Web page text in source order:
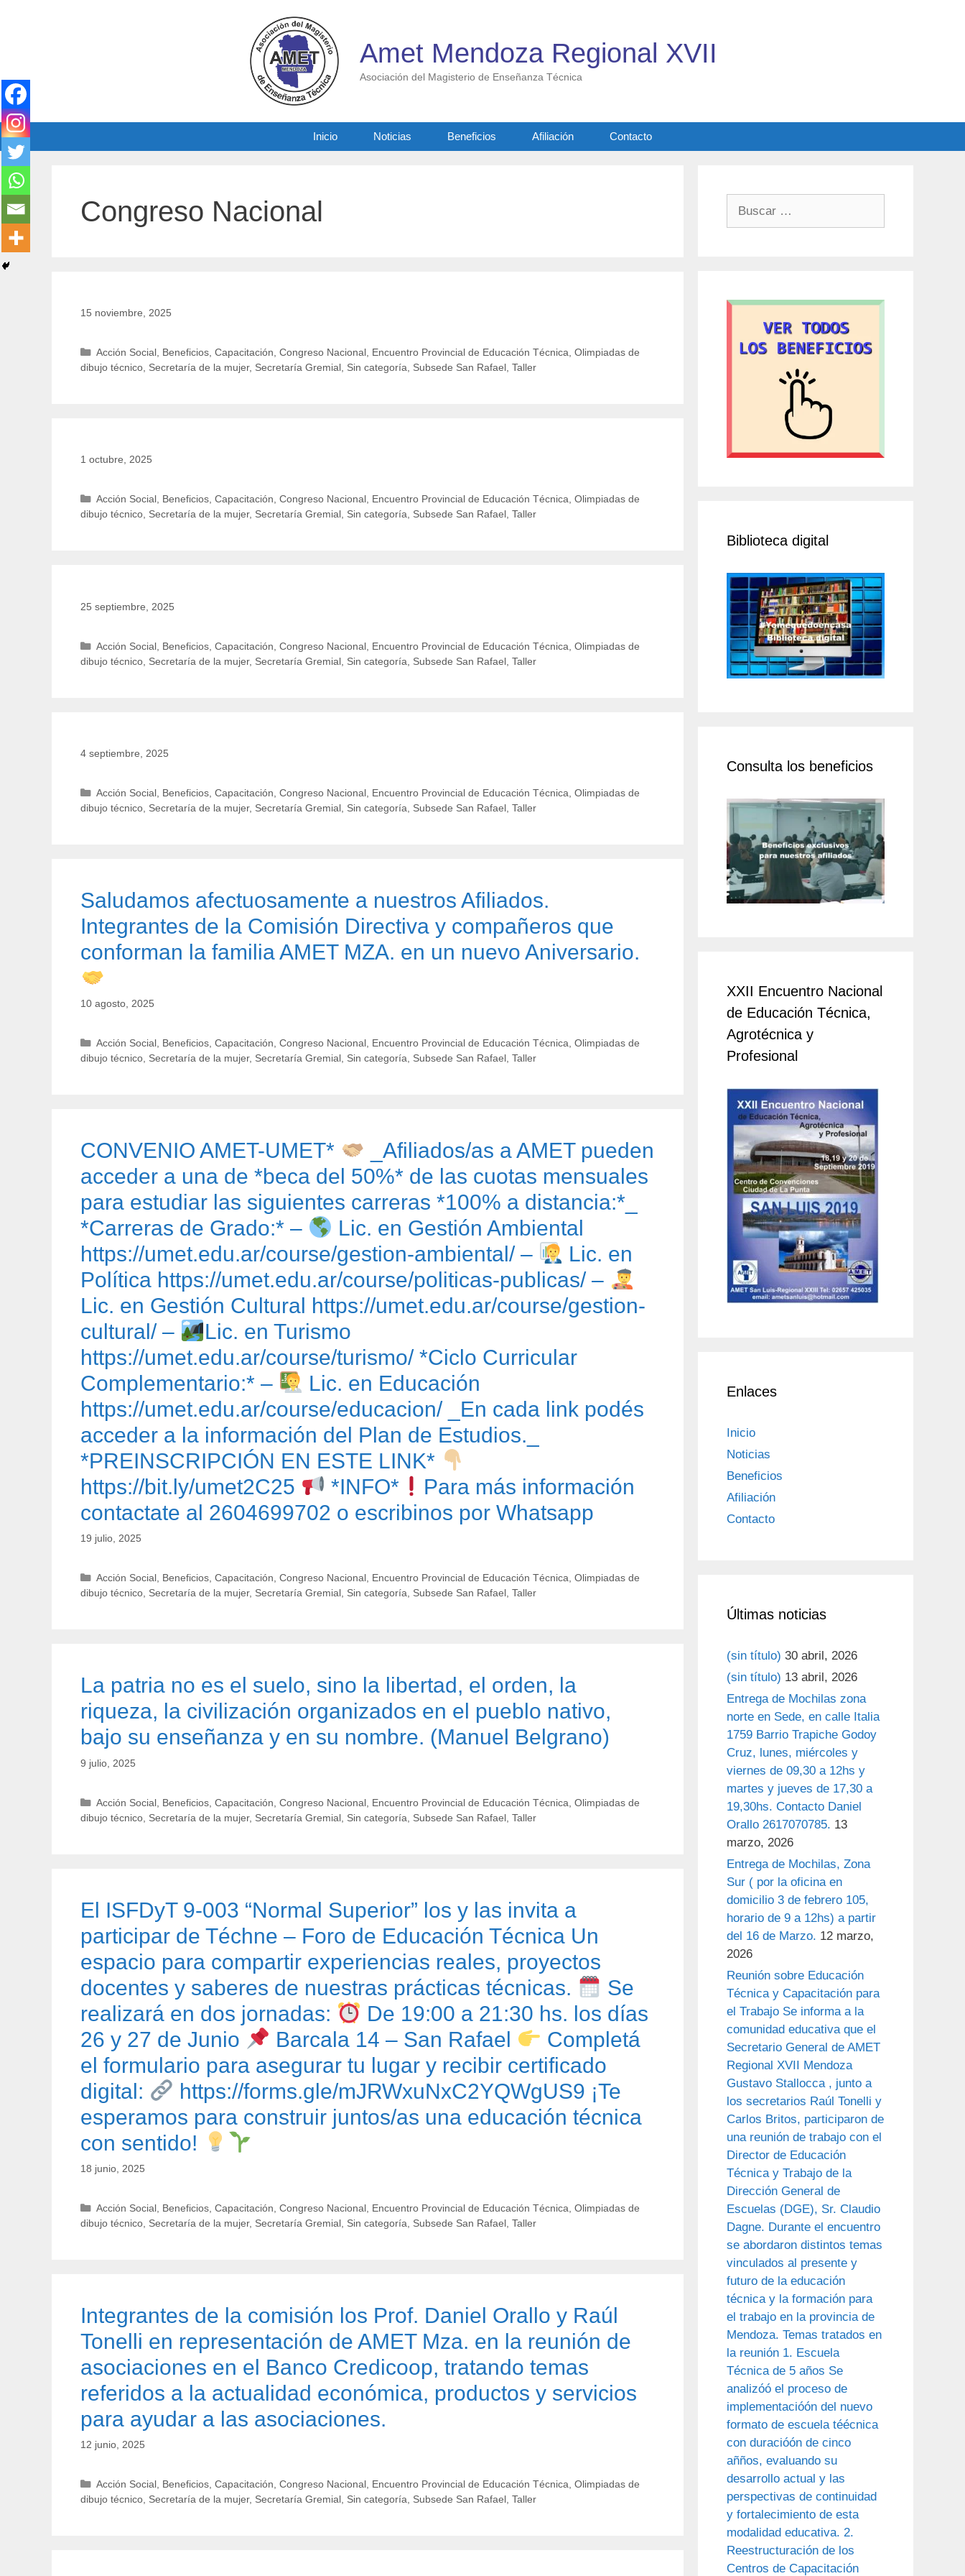
Amet Mendoza Regional XVII
Asociación del Magisterio de Enseñanza Técnica
Inicio Noticias Beneficios Afiliación Contacto
Congreso Nacional
15 noviembre, 2025
Categorías
Acción Social, Beneficios, Capacitación, Congreso Nacional, Encuentro Provincial de Educación Técnica, Olimpiadas de
dibujo técnico, Secretaría de la mujer, Secretaría Gremial, Sin categoría, Subsede San Rafael, Taller
1 octubre, 2025
Categorías
Acción Social, Beneficios, Capacitación, Congreso Nacional, Encuentro Provincial de Educación Técnica, Olimpiadas de
dibujo técnico, Secretaría de la mujer, Secretaría Gremial, Sin categoría, Subsede San Rafael, Taller
25 septiembre, 2025
Categorías
Acción Social, Beneficios, Capacitación Congreso Nacional, Encuentro Provincial de Educación Técnica Olimpiadas de
dibujo técnico Secretaría de la mujer, Secretaría Gremial Sin categoría Subsede San Rafael Taller
4 septiembre, 2025
Categorías
Acción Social, Beneficios, Capacitación Congreso Nacional, Encuentro Provincial de Educación Técnica Olimpiadas de
dibujo técnico Secretaría de la mujer, Secretaría Gremial Sin categoría Subsede San Rafael Taller
Saludamos afectuosamente a nuestros Afiliados.
Integrantes de la Comisión Directiva y compañeros que
conforman la familia AMET MZA. en un nuevo Aniversario.
10 agosto, 2025
Categorías
Acción Social, Beneficios, Capacitación Congreso Nacional, Encuentro Provincial de Educación Técnica Olimpiadas de
dibujo técnico Secretaría de la mujer, Secretaría Gremial Sin categoría Subsede San Rafael Taller
CONVENIO AMET-UMET*
_Afiliados/as a AMET pueden
acceder a una de *beca del 50%* de las cuotas mensuales
para estudiar las siguientes carreras *100% a distancia:*_
*Carreras de Grado:* –
Lic. en Gestión Ambiental
https://umet.edu.ar/course/gestion-ambiental/ –
Lic. en
Política https://umet.edu.ar/course/politicas-publicas/ –
Lic. en Gestión Cultural https://umet.edu.ar/course/gestion-
cultural/ –
Lic. en Turismo
https://umet.edu.ar/course/turismo/ *Ciclo Curricular
Complementario:* –
Lic. en Educación
https://umet.edu.ar/course/educacion/ _En cada link podés
acceder a la información del Plan de Estudios._
*PREINSCRIPCIÓN EN ESTE LINK*
https://bit.ly/umet2C25
*INFO*
Para más información
contactate al 2604699702 o escribinos por Whatsapp
19 julio, 2025
Categorías
Acción Social, Beneficios, Capacitación, Congreso Nacional, Encuentro Provincial de Educación Técnica, Olimpiadas de
dibujo técnico, Secretaría de la mujer, Secretaría Gremial, Sin categoría, Subsede San Rafael, Taller
La patria no es el suelo, sino la libertad, el orden, la
riqueza, la civilización organizados en el pueblo nativo,
bajo su enseñanza y en su nombre. (Manuel Belgrano)
9 julio, 2025
Categorías
Acción Social, Beneficios, Capacitación Congreso Nacional, Encuentro Provincial de Educación Técnica Olimpiadas de
dibujo técnico Secretaría de la mujer, Secretaría Gremial Sin categoría Subsede San Rafael Taller
El ISFDyT 9-003 “Normal Superior” los y las invita a
participar de Téchne – Foro de Educación Técnica Un
espacio para compartir experiencias reales, proyectos
docentes y saberes de nuestras prácticas técnicas.
Se
realizará en dos jornadas:
De 19:00 a 21:30 hs. los días
26 y 27 de Junio
Barcala 14 – San Rafael
Completá
el formulario para asegurar tu lugar y recibir certificado
digital:
https://forms.gle/mJRWxuNxC2YQWgUS9 ¡Te
esperamos para construir juntos/as una educación técnica
con sentido!
18 junio, 2025
Categorías
Acción Social, Beneficios, Capacitación Congreso Nacional, Encuentro Provincial de Educación Técnica Olimpiadas de
dibujo técnico Secretaría de la mujer, Secretaría Gremial Sin categoría Subsede San Rafael Taller
Integrantes de la comisión los Prof. Daniel Orallo y Raúl
Tonelli en representación de AMET Mza. en la reunión de
asociaciones en el Banco Credicoop, tratando temas
referidos a la actualidad económica, productos y servicios
para ayudar a las asociaciones.
12 junio, 2025
Categorías
Acción Social, Beneficios, Capacitación Congreso Nacional, Encuentro Provincial de Educación Técnica Olimpiadas de
dibujo técnico Secretaría de la mujer, Secretaría Gremial Sin categoría Subsede San Rafael Taller
Biblioteca digital
Consulta los beneficios
XXII Encuentro Nacional
de Educación Técnica,
Agrotécnica y
Profesional
Enlaces
Inicio
Noticias
Beneficios
Afiliación
Contacto
Últimas noticias
(sin título) 30 abril, 2026
(sin título) 13 abril, 2026
Entrega de Mochilas zona
norte en Sede, en calle Italia
1759 Barrio Trapiche Godoy
Cruz, lunes, miércoles y
viernes de 09,30 a 12hs y
martes y jueves de 17,30 a
19,30hs. Contacto Daniel
Orallo 2617070785. 13
marzo, 2026
Entrega de Mochilas, Zona
Sur ( por la oficina en
domicilio 3 de febrero 105,
horario de 9 a 12hs) a partir
del 16 de Marzo. 12 marzo,
2026
Reunión sobre Educación
Técnica y Capacitación para
el Trabajo Se informa a la
comunidad educativa que el
Secretario General de AMET
Regional XVII Mendoza
Gustavo Stallocca , junto a
los secretarios Raúl Tonelli y
Carlos Britos, participaron de
una reunión de trabajo con el
Director de Educación
Técnica y Trabajo de la
Dirección General de
Escuelas (DGE), Sr. Claudio
Dagne. Durante el encuentro
se abordaron distintos temas
vinculados al presente y
futuro de la educación
técnica y la formación para
el trabajo en la provincia de
Mendoza. Temas tratados en
la reunión 1. Escuela
Técnica de 5 años Se
analizóó el proceso de
implementacióón del nuevo
formato de escuela téécnica
con duracióón de cinco
añños, evaluando su
desarrollo actual y las
perspectivas de continuidad
y fortalecimiento de esta
modalidad educativa. 2.
Reestructuración de los
Centros de Capacitación